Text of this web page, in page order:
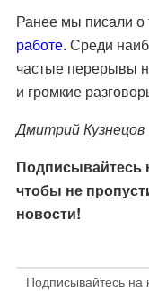
Ранее мы писали о
работе. Среди
частые перерывы
и громкие
Дмитрий Кузнецов
Подписывайтесь
чтобы не
новости!
Подписывайтесь